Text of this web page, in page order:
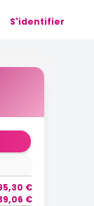
S'identifier
€
€